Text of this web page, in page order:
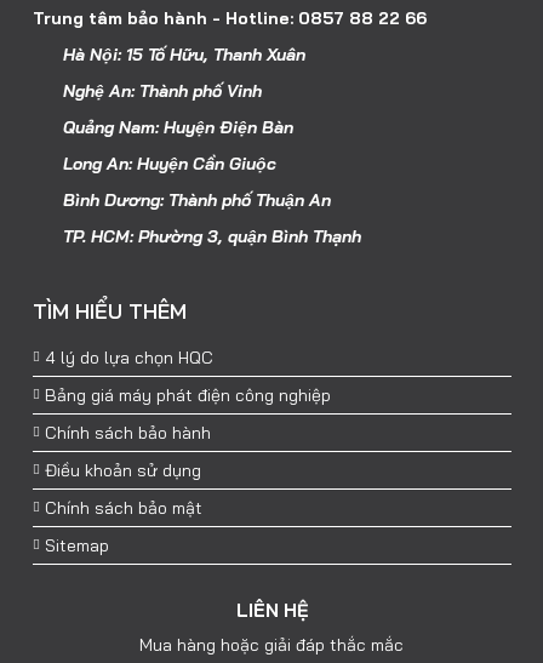
Trung tâm bảo hành - Hotline: 0857 88 22 66
Hà Nội: 15 Tố Hữu, Thanh Xuân
Nghệ An: Thành phố Vinh
Quảng Nam: Huyện Điện Bàn
Long An: Huyện Cần Giuộc
Bình Dương: Thành phố Thuận An
TP. HCM: Phường 3, quận Bình Thạnh
TÌM HIỂU THÊM
4 lý do lựa chọn HQC
Bảng giá máy phát điện công nghiệp
Chính sách bảo hành
Điều khoản sử dụng
Chính sách bảo mật
Sitemap
LIÊN HỆ
Mua hàng hoặc giải đáp thắc mắc